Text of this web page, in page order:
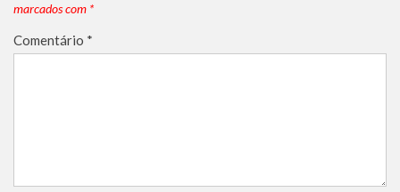
marcados com *
Comentário *